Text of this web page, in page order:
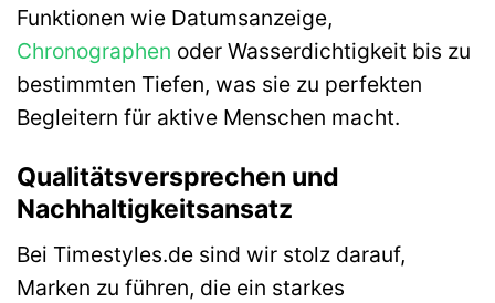
Funktionen wie Datumsanzeige,
Chronographen oder Wasserdichtigkeit bis zu
bestimmten Tiefen, was sie zu perfekten
Begleitern für aktive Menschen macht.
Qualitätsversprechen und
Nachhaltigkeitsansatz
Bei Timestyles.de sind wir stolz darauf,
Marken zu führen, die ein starkes